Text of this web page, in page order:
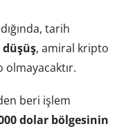
tarih
düşüş, amiral kripto
beri işlem
dolar bölgesinin